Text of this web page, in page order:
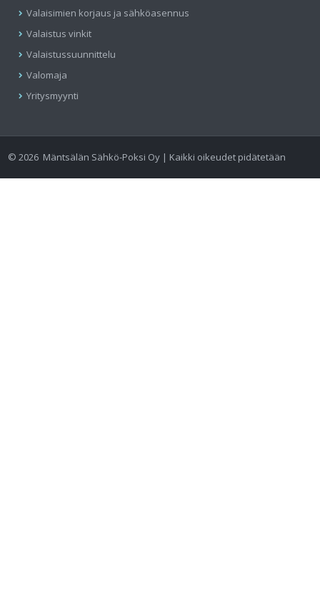
Valaisimien korjaus ja sähköasennus
Valaistus vinkit
Valaistussuunnittelu
Valomaja
Yritysmyynti
©2026 Mäntsälän Sähkö-Poksi Oy | Kaikki oikeudet pidätetään